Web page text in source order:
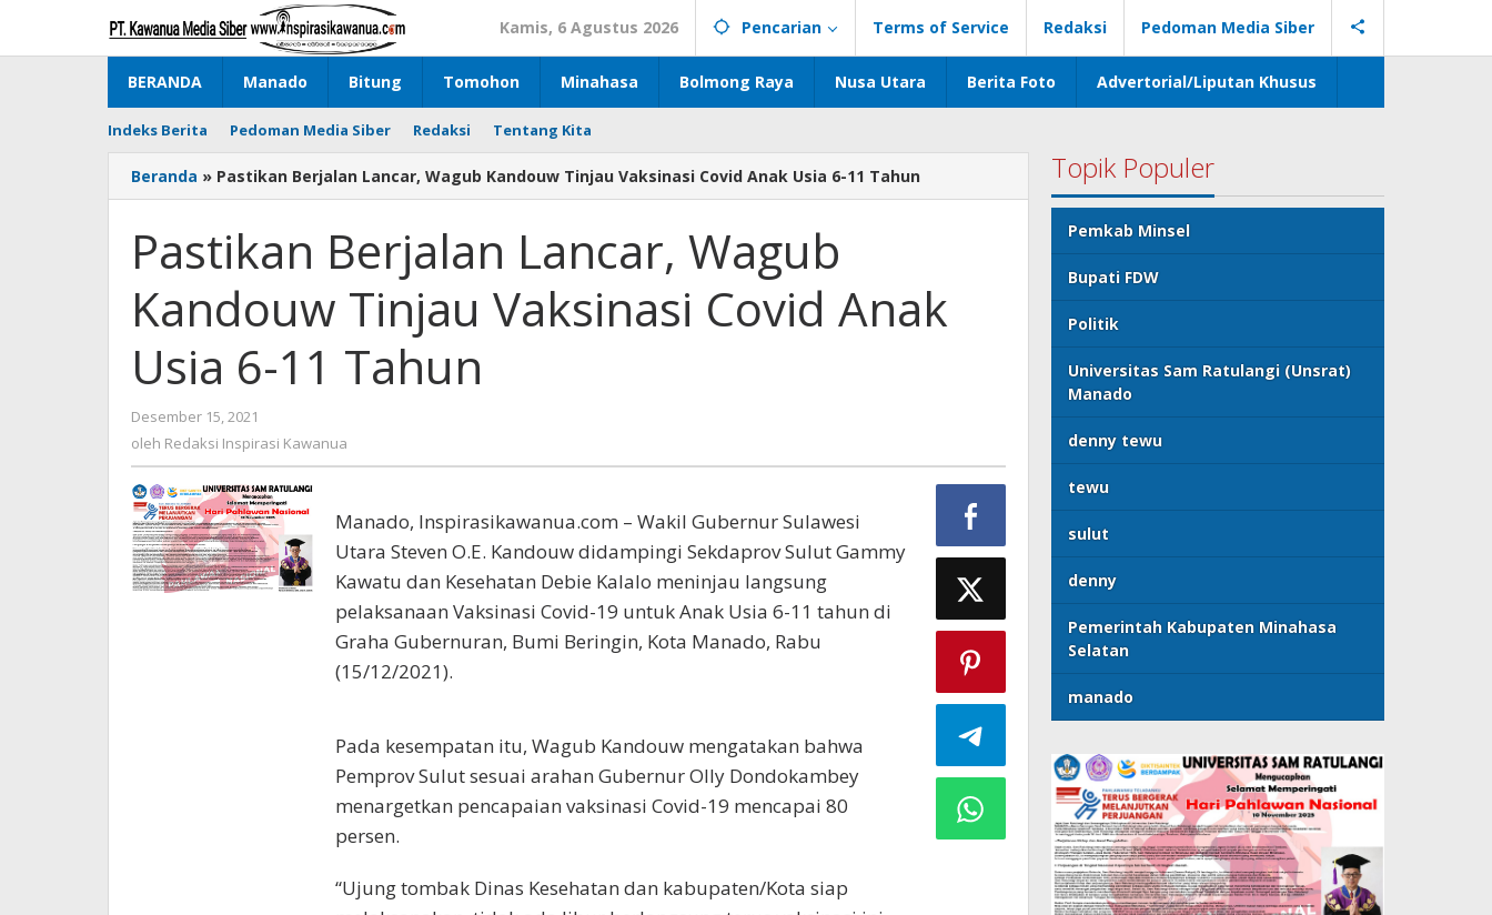
konten
Kamis, 6 Agustus 2026 Pencarian Terms of Service Redaksi Pedoman Media Siber
BERANDA Manado Bitung Tomohon Minahasa Bolmong Raya Nusa Utara Berita Foto Advertorial/Liputan Khusus
Indeks Berita Pedoman Media Siber Redaksi Tentang Kita
Beranda » Pastikan Berjalan Lancar, Wagub Kandouw Tinjau Vaksinasi Covid Anak Usia 6-11 Tahun
Pastikan Berjalan Lancar, Wagub
Kandouw Tinjau Vaksinasi Covid Anak
Usia 6-11 Tahun
Desember 15, 2021
Redaksi
oleh Redaksi Inspirasi Kawanua
Manado, Inspirasikawanua.com – Wakil Gubernur Sulawesi
Utara Steven O.E. Kandouw didampingi Sekdaprov Sulut Gammy
Kawatu dan Kesehatan Debie Kalalo meninjau langsung
pelaksanaan Vaksinasi Covid-19 untuk Anak Usia 6-11 tahun di
Graha Gubernuran, Bumi Beringin, Kota Manado, Rabu
(15/12/2021).
Pada kesempatan itu, Wagub Kandouw mengatakan bahwa
Pemprov Sulut sesuai arahan Gubernur Olly Dondokambey
menargetkan pencapaian vaksinasi Covid-19 mencapai 80
persen.
“Ujung tombak Dinas Kesehatan dan kabupaten/Kota siap
Topik Populer
Pemkab Minsel
Bupati FDW
Politik
Universitas Sam Ratulangi (Unsrat)
Manado
denny tewu
tewu
sulut
denny
Pemerintah Kabupaten Minahasa
Selatan
manado